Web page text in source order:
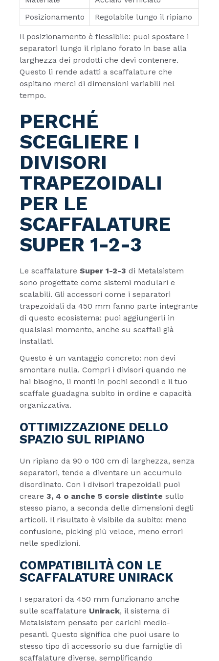
Posizionamento
Regolabile lungo il ripiano
Il posizionamento è flessibile: puoi spostare i
separatori lungo il ripiano forato in base alla
larghezza dei prodotti che devi contenere.
Questo li rende adatti a scaffalature che
ospitano merci di dimensioni variabili nel
tempo.
PERCHÉ
SCEGLIERE I
DIVISORI
TRAPEZOIDALI
PER LE
SCAFFALATURE
SUPER 1-2-3
Le scaffalatureSuper 1-2-3 di Metalsistem
sono progettate come sistemi modulari e
scalabili. Gli accessori come i separatori
trapezoidali da 450 mm fanno parte integrante
di questo ecosistema: puoi aggiungerli in
qualsiasi momento, anche su scaffali già
installati.
Questo è un vantaggio concreto: non devi
smontare nulla. Compri i divisori quando ne
hai bisogno, li monti in pochi secondi e il tuo
scaffale guadagna subito in ordine e capacità
organizzativa.
OTTIMIZZAZIONE DELLO
SPAZIO SUL RIPIANO
Un ripiano da 90 o 100 cm di larghezza, senza
separatori, tende a diventare un accumulo
disordinato. Con i divisori trapezoidali puoi
creare3, 4 o anche 5 corsie distinte sullo
stesso piano, a seconda delle dimensioni degli
articoli. Il risultato è visibile da subito: meno
confusione, picking più veloce, meno errori
nelle spedizioni.
COMPATIBILITÀ CON LE
SCAFFALATURE UNIRACK
I separatori da 450 mm funzionano anche
sulle scaffalature Unirack, il sistema di
Metalsistem pensato per carichi medio-
pesanti. Questo significa che puoi usare lo
stesso tipo di accessorio su due famiglie di
scaffalature diverse, semplificando